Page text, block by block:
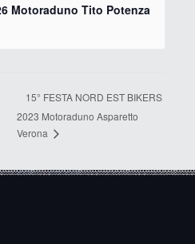
Motoraduno Tito Potenza
15° FESTA NORD EST BIKERS
2023 Motoraduno Asparetto
Verona